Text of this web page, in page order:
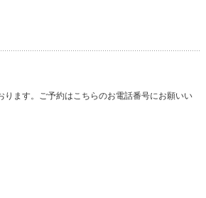
ります。ご予約はこちらのお電話番号にお願いい